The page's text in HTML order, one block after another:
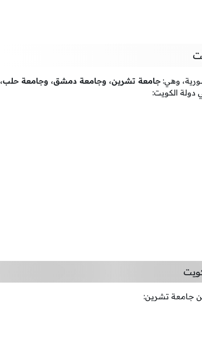
وهي: جامعة تشرين، وجامعة دمشق، وجامعة حلب،
الكويت:
من جامعة تشرين: